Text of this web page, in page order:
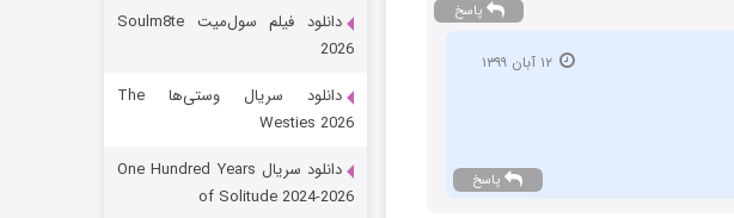
پاسخ
۱۲ آبان ۱۳۹۹
پاسخ
قسمت
دانلود فیلم سول‌میت Soulm8te
2026
دانلود سریال وستی‌ها The
Westies 2026
دانلود سریال One Hundred Years
of Solitude 2024-2026